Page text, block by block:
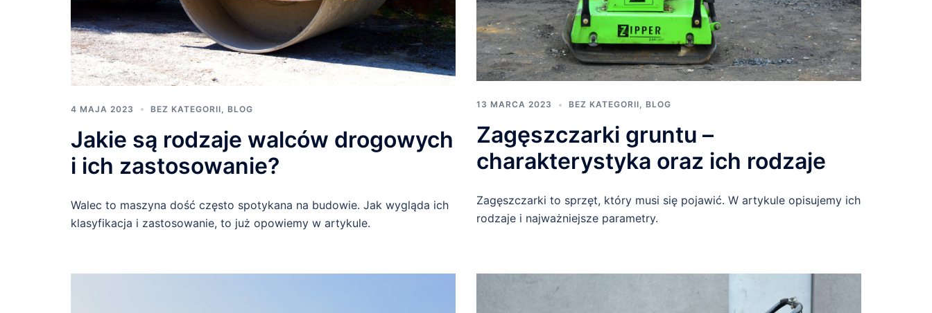
4 MAJA 2023 BEZ KATEGORII BLOG
Jakie są rodzaje walców drogowych
i ich zastosowanie?
Walec to maszyna dość często spotykana na budowie. Jak wygląda ich
klasyfikacja i zastosowanie, to już opowiemy w artykule.
13 MARCA 2023 BEZ KATEGORII BLOG
Zagęszczarki gruntu –
charakterystyka oraz ich rodzaje
Zagęszczarki to sprzęt, który musi się pojawić. W artykule opisujemy ich
rodzaje i najważniejsze parametry.